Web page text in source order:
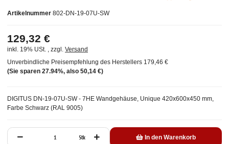
Artikelnummer 802-DN-19-07U-SW
DIGITUS DN-19-07U-SW - 7HE Wandgehäuse, Unique 420x600x450 mm,
Farbe Schwarz (RAL 9005)
129,32 €
inkl. 19% USt. , zzgl. Versand
Unverbindliche Preisempfehlung des Herstellers 179,46 €
(Sie sparen 27.94%, also 50,14 €)
Stk In den Warenkorb